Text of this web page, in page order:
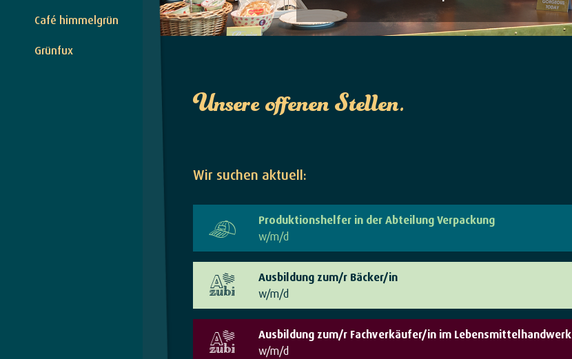
Café himmelgrün
Grünfux
Unsere offenen Stellen.
Wir suchen aktuell:
Produktionshelfer in der Abteilung Verpackung
w/m/d
Ausbildung zum/r Bäcker/in
w/m/d
Ausbildung zum/r Fachverkäufer/in im Lebensmittelhandwerk
w/m/d